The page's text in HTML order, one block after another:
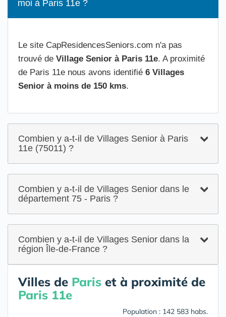
moi à Paris 11e ?
Le site CapResidencesSeniors.com n'a pas
trouvé de Village Senior à Paris 11e. A proximité
de Paris 11e nous avons identifié 6 Villages
Senior à moins de 150 kms.
Combien y a-t-il de Villages Senior à Paris
11e (75011) ?
Combien y a-t-il de Villages Senior dans le
département 75 - Paris ?
Combien y a-t-il de Villages Senior dans la
région Île-de-France ?
Villes de Paris et à proximité de
Paris 11e
Population : 142 583 habs.